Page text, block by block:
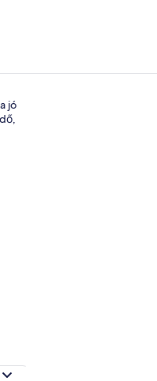
jó